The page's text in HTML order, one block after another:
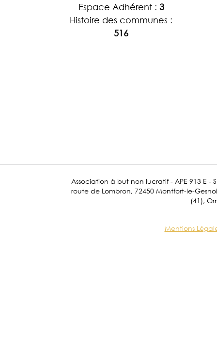
Espace Adhérent : 3
Histoire des communes :
516
Association à but non lucratif - APE 913 E -
route de Lombron, 72450 Montfort-le-
(41),
Mentions